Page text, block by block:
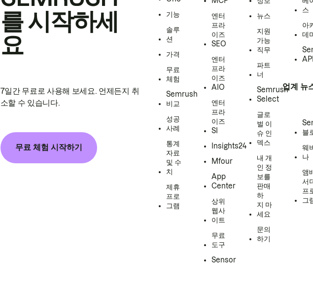
를 시작하세
요
7일간 무료로 사용해 보세요. 언제든지 취
소할 수 있습니다.
무료 체험 시작하기
기능
솔루
션
가격
무료
체험
Semrush
비교
성공
사례
통계
자료
및 수
치
제휴
프로
그램
엔터
프라
이즈
SEO
엔터
프라
이즈
AIO
엔터
프라
이즈
SI
Insights24
Mfour
App
Center
상위
웹사
이트
무료
도구
Sensor
뉴스
지원
가능
직무
파트
너
Semrush
Select
글로
벌 이
슈 인
덱스
내 개
인 정
보를
판매
하
지 마
세요
문의
하기
스
아
데
업계 뉴
블
웨
나
앰
서
프
그